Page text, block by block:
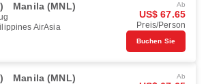
Manila (MNL)
AirAsia
Ab
US$ 67.65
Preis/Person
Buchen Sie
Manila (MNL) Ab